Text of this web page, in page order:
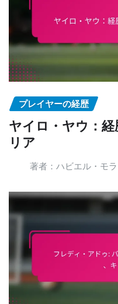
プレイヤーの経歴
ヤイロ・ヤウ：
リア
著者：ハビエル・モ